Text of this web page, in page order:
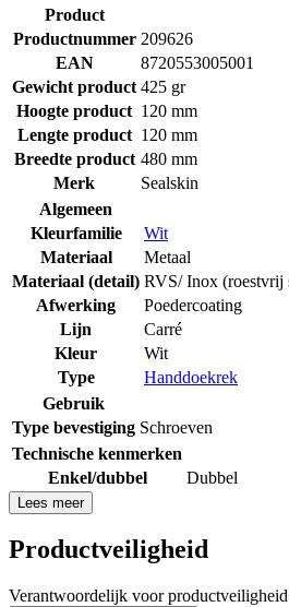
Product
Productnummer 209626
EAN
8720553005001
Gewicht product 425 gr
Hoogte product 120 mm
Lengte product 120 mm
Breedte product 480 mm
Merk
Sealskin
Algemeen
Kleurfamilie
Wit
Materiaal
Metaal
Materiaal (detail) RVS/ Inox (roestvrij
Afwerking
Poedercoating
Lijn
Carré
Kleur
Wit
Type
Handdoekrek
Gebruik
Type bevestiging Schroeven
Technische kenmerken
Enkel/dubbel
Dubbel
Lees meer
Productveiligheid
Verantwoordelijk voor